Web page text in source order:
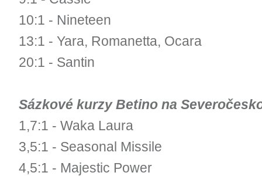
10:1 - Nineteen
13:1 - Yara, Romanetta, Ocara
20:1 - Santin
Sázkové kurzy Betino na
1,7:1 - Waka Laura
3,5:1 - Seasonal Missile
4,5:1 - Majestic Power